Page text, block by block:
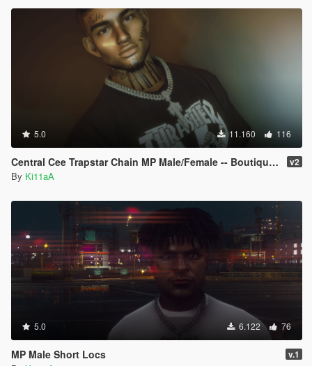
5.0 11.160 116
Central Cee Trapstar Chain MP Male/Female -- Boutique Mods v2
By Ki11aA
5.0 6.122 76
MP Male Short Locs v.1